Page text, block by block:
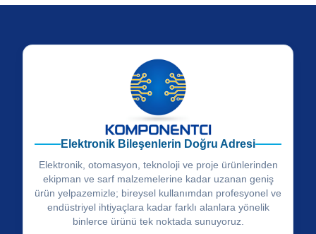
Elektronik Bileşenlerin Doğru Adresi
Elektronik, otomasyon, teknoloji ve proje ürünlerinden
ekipman ve sarf malzemelerine kadar uzanan geniş
ürün yelpazemizle; bireysel kullanımdan profesyonel ve
endüstriyel ihtiyaçlara kadar farklı alanlara yönelik
binlerce ürünü tek noktada sunuyoruz.